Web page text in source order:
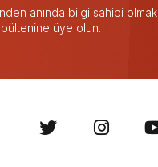
anında bilgi sahibi olmak
üye olun.